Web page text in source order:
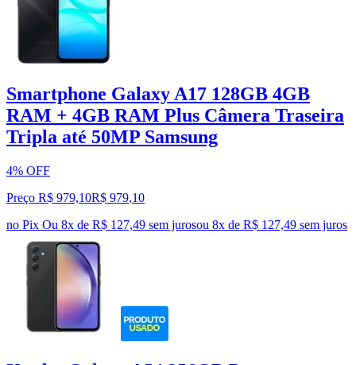
Smartphone Galaxy A17 128GB 4GB
RAM + 4GB RAM Plus Câmera Traseira
Tripla até 50MP Samsung
4% OFF
Preço R$ 979,10R$ 979,10
no Pix Ou 8x de R$ 127,49 sem jurosou 8x de R$ 127,49 sem juros